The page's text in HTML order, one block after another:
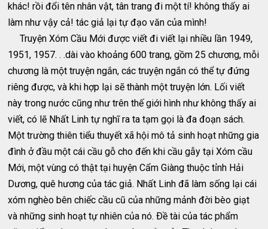
khác! rồi đổi tên nhân vật, tân trang đi một tí! không thấy ai
làm như vậy cả! tác giả lại tự đạo văn của mình!
Truyện Xóm Cầu Mới được viết đi viết lại nhiều lần 1949,
1951, 1957. . .dài vào khoảng 600 trang, gồm 25 chương, mỗi
chương là một truyện ngắn, các truyện ngắn có thể tự đứng
riêng được, và khi hợp lại sẽ thành một truyện lớn. Lối viết
này trong nước cũng như trên thế giới hình như không thấy ai
viết, có lẽ Nhất Linh tự nghĩ ra ta tạm gọi là đa đoạn sách.
Một trường thiên tiểu thuyết xã hội mô tả sinh hoạt những gia
đình ở đầu một cái cầu gỗ cho đến khi cầu gẫy tại Xóm cầu
Mới, một vùng có thật tại huyện Cẩm Giàng thuộc tỉnh Hải
Dương, quê hương của tác giả. Nhất Linh đã làm sống lại cái
xóm nghèo bên chiếc cầu cũ của những mảnh đời bèo giạt
và những sinh hoạt tự nhiên của nó. Ðề tài của tác phẩm